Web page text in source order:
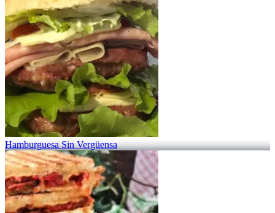
Hamburguesa Sin Vergüensa